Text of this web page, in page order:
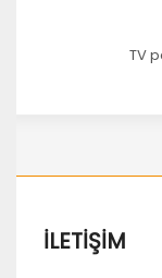
TV
İLETIŞIM